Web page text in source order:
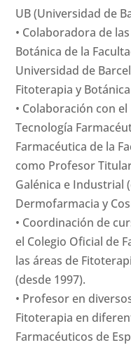
UB (Universidad de
• Colaboradora de
Botánica de la
Universidad de
Fitoterapia y
• Colaboración con
Tecnología
Farmacéutica de la
como Profesor
Galénica e Industrial
Dermofarmacia y
• Coordinación de
el Colegio Oficial de
las áreas de
(desde 1997).
• Profesor en
Fitoterapia en
Farmacéuticos de